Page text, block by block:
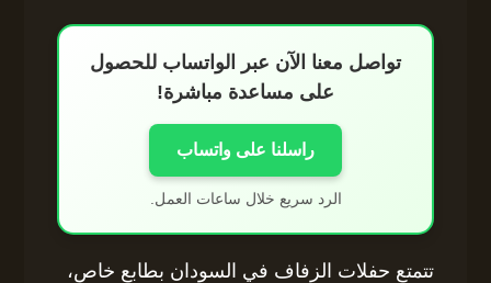
تواصل معنا الآن عبر الواتساب للحصول
على مساعدة مباشرة!
راسلنا على واتساب
الرد سريع خلال ساعات العمل.
تتمتع حفلات الزفاف في السودان بطابع خاص،